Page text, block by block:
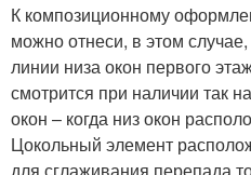
К композиционному
можно отнеси, в этом
линии низа окон первого
смотрится при наличии так
окон – когда низ окон
Цокольный элемент
для сглаживания перепада